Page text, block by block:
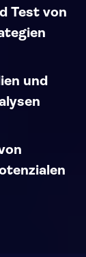
Test von
und